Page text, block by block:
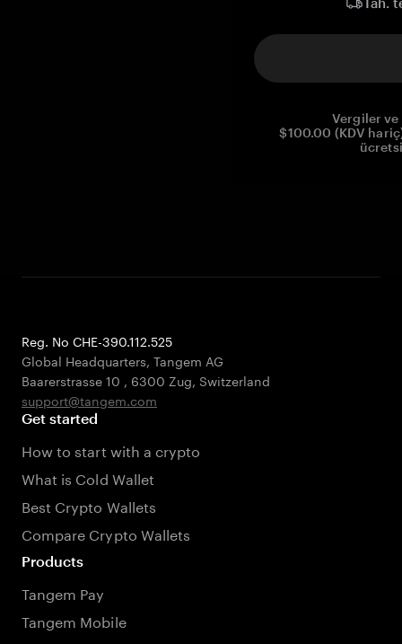
Vergiler
$100.00 (KDV
Reg. No CHE-390.112.525
Global Headquarters, Tangem AG
Baarerstrasse 10 , 6300 Zug, Switzerland
support@tangem.com
Get started
How to start with a crypto
What is Cold Wallet
Best Crypto Wallets
Compare Crypto Wallets
Products
Tangem Pay
Tangem Mobile